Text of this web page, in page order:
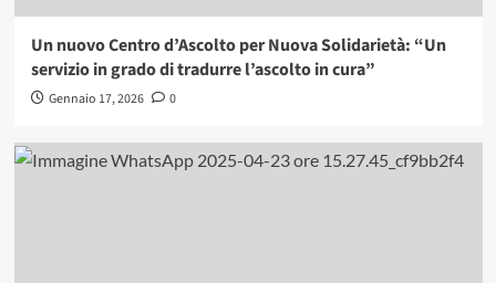
Un nuovo Centro d’Ascolto per Nuova Solidarietà: “Un
servizio in grado di tradurre l’ascolto in cura”
Gennaio 17, 2026 0